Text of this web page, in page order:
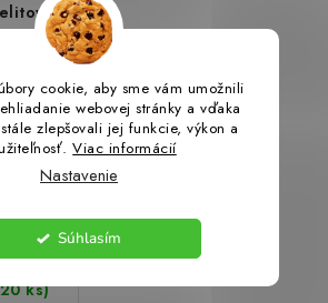
cookie, aby sme vám umožnili
webovej stránky a vďaka
zlepšovali jej funkcie, výkon a
Viac informácií
Nastavenie
Súhlasím
ks)